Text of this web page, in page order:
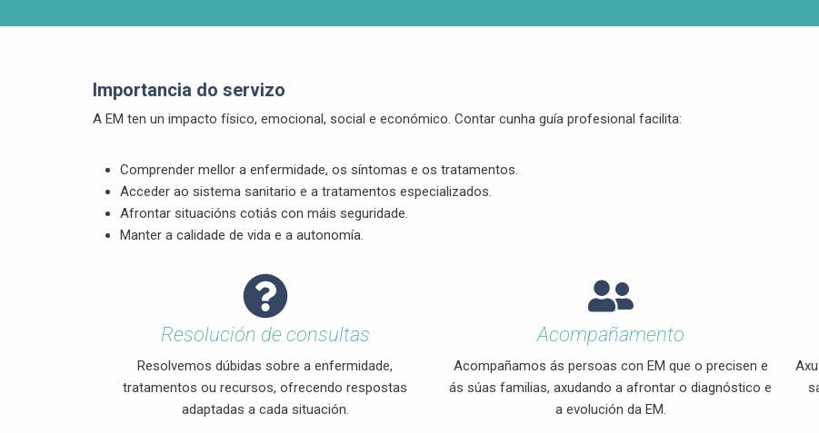
Importancia do servizo
A EM ten un impacto físico, emocional, social e económico. Contar cunha guía profesional facilita:
Comprender mellor a enfermidade, os síntomas e os tratamentos.
Acceder ao sistema sanitario e a tratamentos especializados.
Afrontar situacións cotiás con máis seguridade.
Manter a calidade de vida e a autonomía.
Resolución de consultas
Resolvemos dúbidas sobre a enfermidade,
tratamentos ou recursos, ofrecendo respostas
adaptadas a cada situación.
Acompañamento
Acompañamos ás persoas con EM que o precisen e
ás súas familias, axudando a afrontar o diagnóstico e
a evolución da EM.